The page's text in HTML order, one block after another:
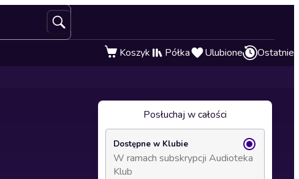
Koszyk Półka Ulubione Ostatnie
Posłuchaj w całości
Dostępne w Klubie
W ramach subskrypcji Audioteka
Klub